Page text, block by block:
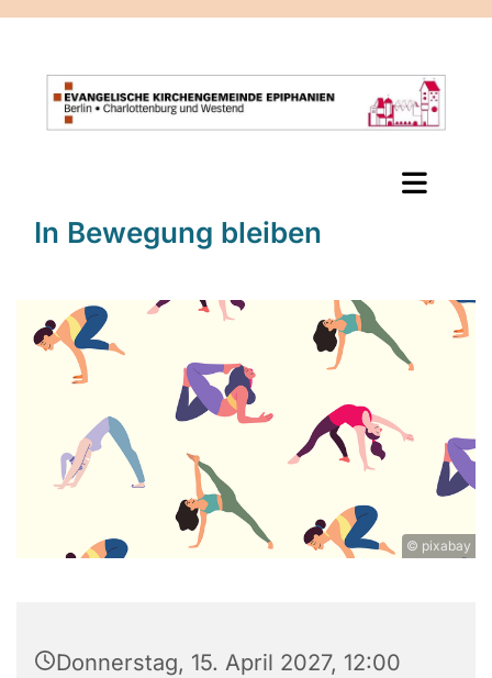
In Bewegung bleiben
© pixabay
Donnerstag, 15. April 2027, 12:00